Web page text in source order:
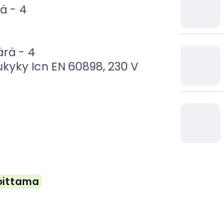
- 4
- 4
Icn EN 60898, 230 V